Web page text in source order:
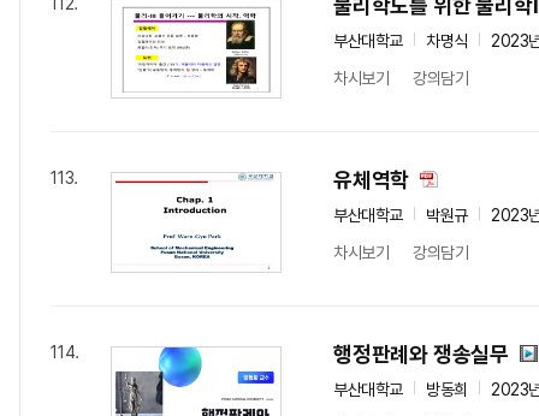
물리학도를 위한 물리학
부산대학교 차명식
2023
차시보기
강의담기
113. 유체역학
부산대학교 박원규
2023
차시보기
강의담기
114. 행정판례와 쟁송실무
부산대학교 방동희
2023